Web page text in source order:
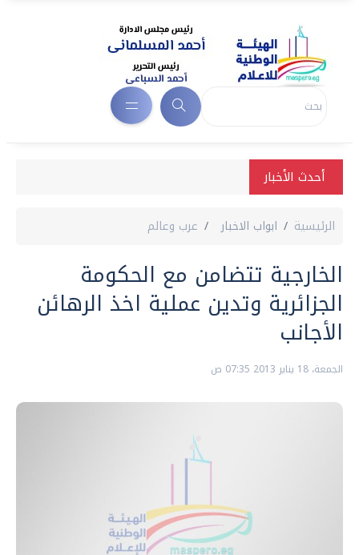
أحدث الأخبار
الرئيسية ابواب الاخبار عرب وعالم
الخارجية تتضامن مع الحكومة
الجزائرية وتدين عملية اخذ الرهائن
الأجانب
الجمعة، 18 يناير 2013 07:35 ص